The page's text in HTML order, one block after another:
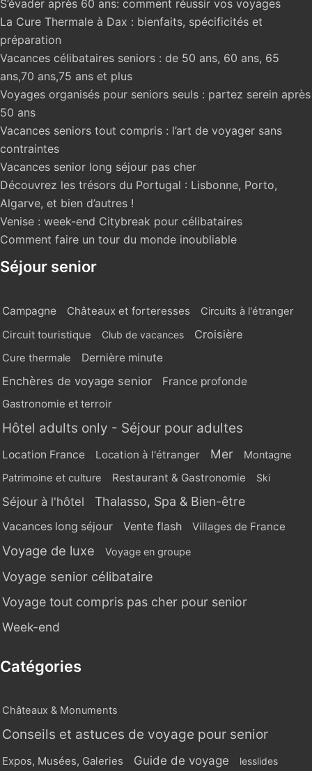
S’évader après 60 ans: comment réussir vos voyages
La Cure Thermale à Dax : bienfaits, spécificités et
préparation
Vacances célibataires seniors : de 50 ans, 60 ans, 65
ans,70 ans,75 ans et plus
Voyages organisés pour seniors seuls : partez serein après
50 ans
Vacances seniors tout compris : l’art de voyager sans
contraintes
Vacances senior long séjour pas cher
Découvrez les trésors du Portugal : Lisbonne, Porto,
Algarve, et bien d’autres !
Venise : week-end Citybreak pour célibataires
Comment faire un tour du monde inoubliable
Séjour senior
Campagne Châteaux et forteresses
Circuits à l'étranger
Circuit touristique
Club de vacances Croisière
Cure thermale Dernière minute
Enchères de voyage senior
France profonde
Gastronomie et terroir
Hôtel adults only - Séjour pour adultes
Location France Location à l'étranger Mer Montagne
Patrimoine et culture Restaurant & Gastronomie Ski
Séjour à l'hôtel Thalasso, Spa & Bien-être
Vacances long séjour Vente flash Villages de France
Voyage de luxe Voyage en groupe
Voyage senior célibataire
Voyage tout compris pas cher pour senior
Week-end
Catégories
Châteaux & Monuments
Conseils et astuces de voyage pour senior
Expos, Musées, Galeries Guide de voyage lesslides